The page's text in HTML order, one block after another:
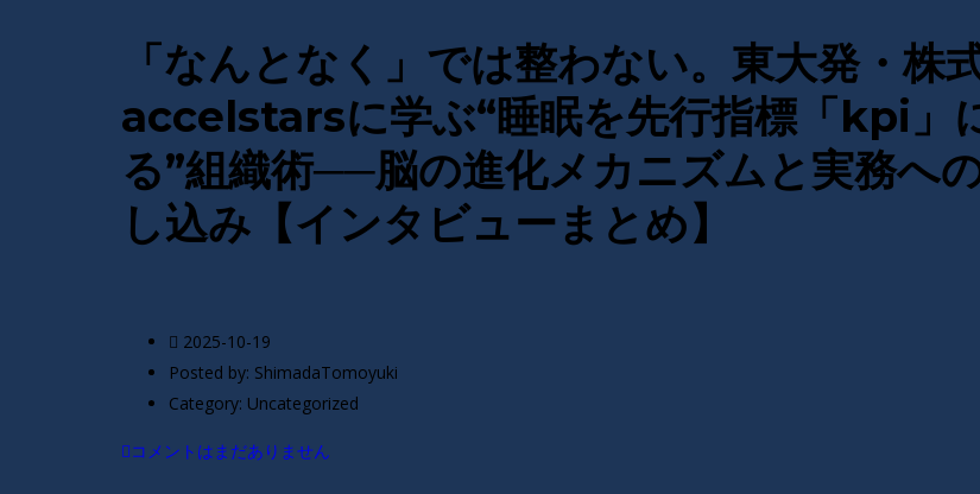
「なんとなく」では整わない。東大発・株
accelstarsに学ぶ“睡眠を先行指標「kpi」
る”組織術──脳の進化メカニズムと実務へ
し込み【インタビューまとめ】
2025-10-19
Posted by: ShimadaTomoyuki
Category: Uncategorized
コメントはまだありません